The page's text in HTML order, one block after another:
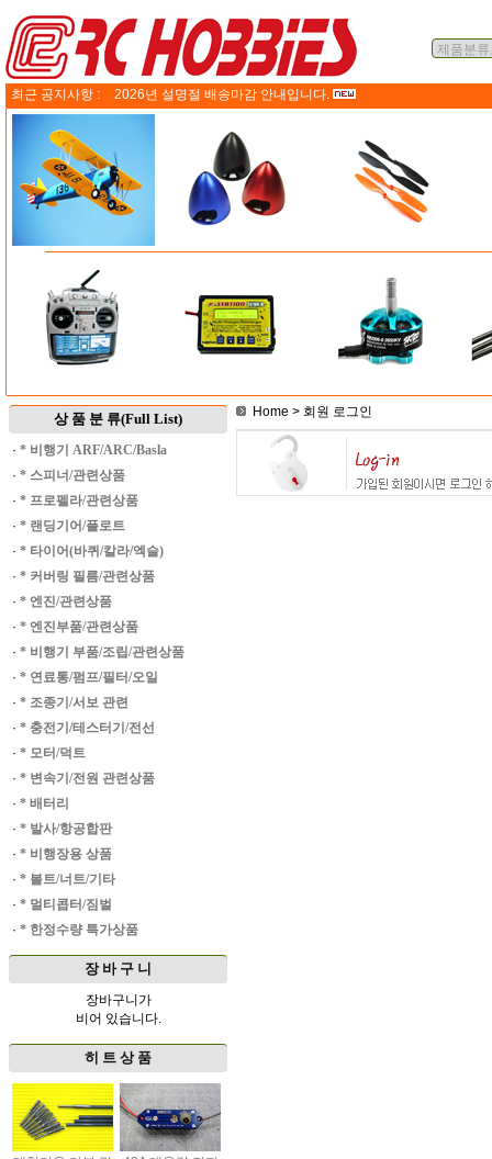
최근 공지사항 : 2026년 설명절 배송마감 안내입니다.
상 품 분 류(Full List)
· * 비행기 ARF/ARC/Basla
· * 스피너/관련상품
· * 프로펠라/관련상품
· * 랜딩기어/플로트
· * 타이어(바퀴/칼라/엑슬)
· * 커버링 필름/관련상품
· * 엔진/관련상품
· * 엔진부품/관련상품
· * 비행기 부품/조립/관련상품
· * 연료통/펌프/필터/오일
· * 조종기/서보 관련
· * 충전기/테스터기/전선
· * 모터/덕트
· * 변속기/전원 관련상품
· * 배터리
· * 발사/항공합판
· * 비행장용 상품
· * 볼트/너트/기타
· * 멀티콥터/짐벌
· * 한정수량 특가상품
장 바 구 니
장바구니가
비어 있습니다.
히 트 상 품
Home > 회원 로그인